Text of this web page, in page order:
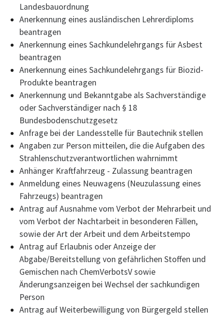
Landesbauordnung
Anerkennung eines ausländischen Lehrerdiploms
beantragen
Anerkennung eines Sachkundelehrgangs für Asbest
beantragen
Anerkennung eines Sachkundelehrgangs für Biozid-
Produkte beantragen
Anerkennung und Bekanntgabe als Sachverständige
oder Sachverständiger nach § 18
Bundesbodenschutzgesetz
Anfrage bei der Landesstelle für Bautechnik stellen
Angaben zur Person mitteilen, die die Aufgaben des
Strahlenschutzverantwortlichen wahrnimmt
Anhänger Kraftfahrzeug - Zulassung beantragen
Anmeldung eines Neuwagens (Neuzulassung eines
Fahrzeugs) beantragen
Antrag auf Ausnahme vom Verbot der Mehrarbeit und
vom Verbot der Nachtarbeit in besonderen Fällen,
sowie der Art der Arbeit und dem Arbeitstempo
Antrag auf Erlaubnis oder Anzeige der
Abgabe/Bereitstellung von gefährlichen Stoffen und
Gemischen nach ChemVerbotsV sowie
Änderungsanzeigen bei Wechsel der sachkundigen
Person
Antrag auf Weiterbewilligung von Bürgergeld stellen